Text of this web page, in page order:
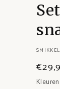
Kleuren: